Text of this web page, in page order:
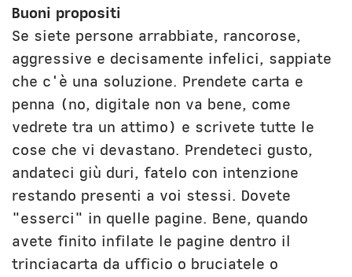
Buoni propositi
Se siete persone arrabbiate, rancorose,
aggressive e decisamente infelici, sappiate
che c'è una soluzione. Prendete carta e
penna (no, digitale non va bene, come
vedrete tra un attimo) e scrivete tutte le
cose che vi devastano. Prendeteci gusto,
andateci giù duri, fatelo con intenzione
restando presenti a voi stessi. Dovete
"esserci" in quelle pagine. Bene, quando
avete finito infilate le pagine dentro il
trinciacarta da ufficio o bruciatele o